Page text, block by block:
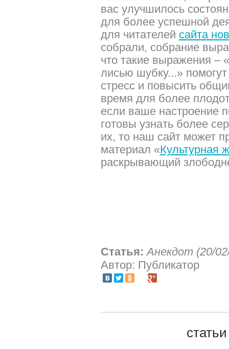
вас улучшилось
для более успешной
для читателей сайта
собрали, собрание
что такие выражения –
лисью шубку...»
стресс и повысить
время для более
если ваше настроение
готовы узнать более
их, то наш сайт может
материал «Культурная
раскрывающий
Статья: Анекдот (20/
Автор: Публикатор